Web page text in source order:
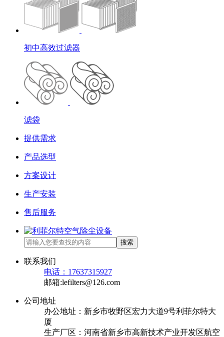
初中高效过滤器
滤袋
提供需求
产品选型
方案设计
生产安装
售后服务
搜索
联系我们
电话：17637315927
邮箱:lefilters@126.com
公司地址
办公地址：新乡市牧野区宏力大道9号利菲尔特大
厦
生产厂区：河南省新乡市高新技术产业开发区航空